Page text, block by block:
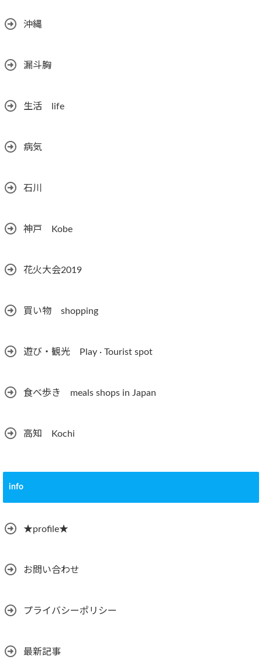
沖縄
漏斗胸
生活 life
病気
石川
神戸 Kobe
花火大会2019
買い物 shopping
遊び・観光 Play · Tourist spot
食べ歩き meals shops in Japan
高知 Kochi
info
★profile★
お問い合わせ
プライバシーポリシー
最新記事